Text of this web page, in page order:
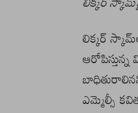
లిక్కర్
ఎమ్మెల్సీ